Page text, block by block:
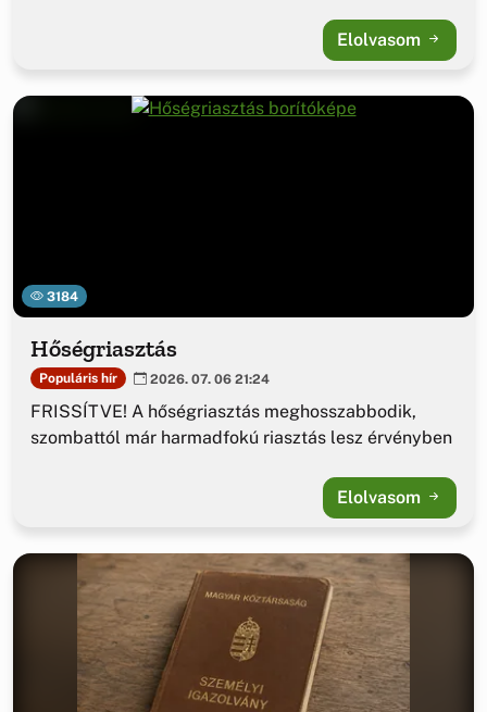
Elolvasom
3184
Hőségriasztás
Populáris hír 2026. 07. 06 21:24
FRISSÍTVE! A hőségriasztás meghosszabbodik,
szombattól már harmadfokú riasztás lesz érvényben
Elolvasom